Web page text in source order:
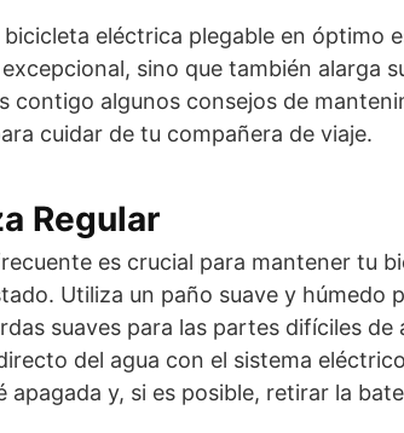
eléctrica plegable en óptimo
sino que también alarga
contigo algunos consejos de
cuidar de tu compañera de viaje.
Regular
es crucial para mantener tu
Utiliza un paño suave y húmedo
suaves para las partes difíciles
del agua con el sistema
apagada y, si es posible, retirar la